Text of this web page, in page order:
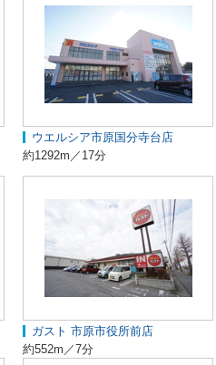
ウエルシア市原国分寺台店
約1292m／17分
ガスト 市原市役所前店
約552m／7分